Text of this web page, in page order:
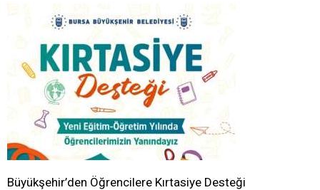
Büyükşehir’den Öğrencilere Kırtasiye Desteği